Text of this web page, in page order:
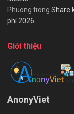
Phuong trong Share
phí 2026
Giới thiệu
AnonyViet